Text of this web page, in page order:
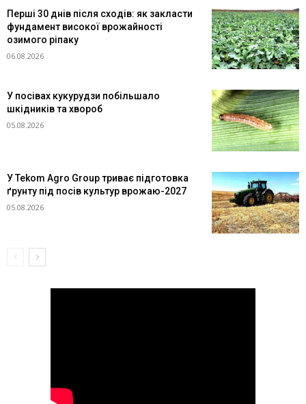
Перші 30 днів після сходів: як закласти
фундамент високої врожайності
озимого ріпаку
06.08.2026
У посівах кукурудзи побільшало
шкідників та хвороб
05.08.2026
У Tekom Agro Group триває підготовка
ґрунту під посів культур врожаю-2027
05.08.2026